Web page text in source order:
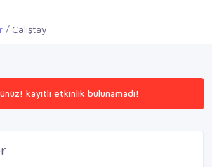
Çalıştay
kayıtlı etkinlik bulunamadı!